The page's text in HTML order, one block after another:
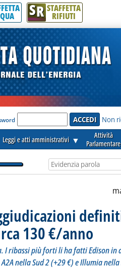
SR STAFFETTA
RIFIUTI
Non
Leggi e atti amministrativi ▼
Attività
Parlamentare
130 €/anno
I ribassi più forti li ha fatti Edison in
nella Sud 2 (+29 €) e Illumia nella